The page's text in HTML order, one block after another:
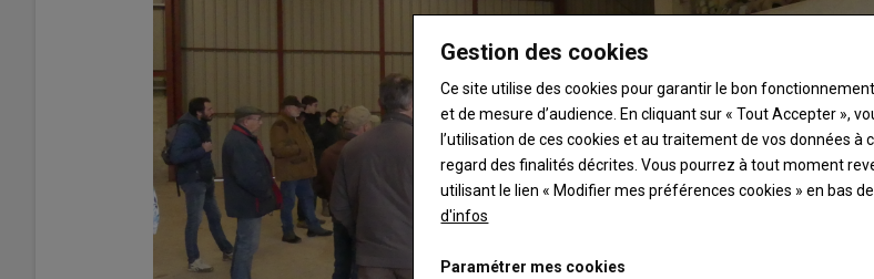
Gestion des cookies
Ce site utilise des cookies pour garantir le bon
et de mesure d’audience. En cliquant sur « Tout Accepter »,
l’utilisation de ces cookies et au traitement de vos données à
regard des finalités décrites. Vous pourrez à tout moment
utilisant le lien « Modifier mes préférences cookies » en bas de
d'infos
Paramétrer mes cookies